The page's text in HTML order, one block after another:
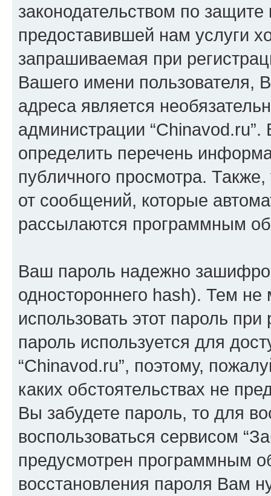
законодательством по
предоставившей нам услуги
запрашиваемая при
Вашего имени пользователя,
адреса является
администрации
определить перечень
публичного просмотра.
от сообщений, которые
рассылаются программным
Ваш пароль надежно
одностороннего hash). Тем
использовать этот пароль
пароль используется для
“Chinavod.ru”, поэтому,
каких обстоятельствах не
Вы забудете пароль, то для
воспользоваться сервисом
предусмотрен программным
восстановления пароля Вам